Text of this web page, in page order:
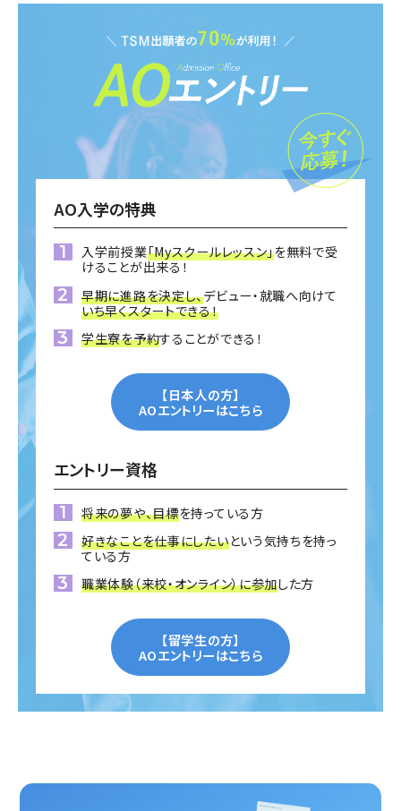
AO入学の特典
入学前授業「Myスクールレッスン」を無料で受
けることが出来る！
早期に進路を決定し、デビュー・就職へ向けて
いち早くスタートできる！
学生寮を予約することができる！
【日本人の方】
AOエントリーはこちら
エントリー資格
将来の夢や、目標を持っている方
好きなことを仕事にしたいという気持ちを持っ
ている方
職業体験（来校・オンライン）に参加した方
【留学生の方】
AOエントリーはこちら